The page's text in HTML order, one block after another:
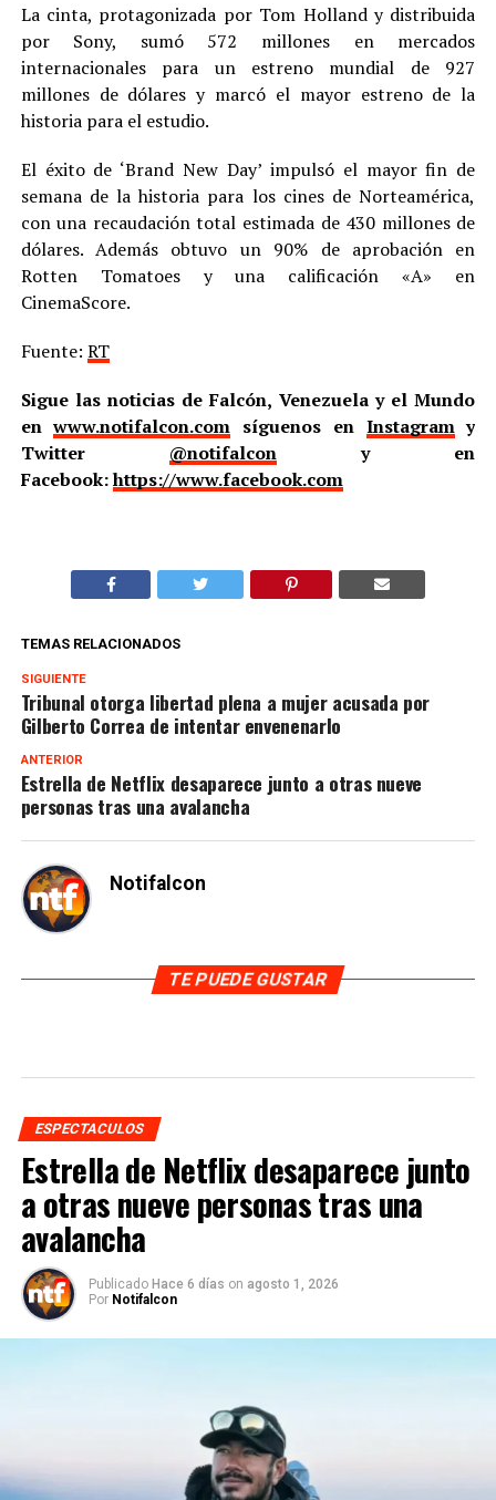
La cinta, protagonizada por Tom Holland y distribuida
por Sony, sumó 572 millones en mercados
internacionales para un estreno mundial de 927
millones de dólares y marcó el mayor estreno de la
historia para el estudio.
El éxito de ‘Brand New Day’ impulsó el mayor fin de
semana de la historia para los cines de Norteamérica,
con una recaudación total estimada de 430 millones de
dólares. Además obtuvo un 90% de aprobación en
Rotten Tomatoes y una calificación «A» en
CinemaScore.
Fuente: RT
Sigue las noticias de Falcón, Venezuela y el Mundo
enwww.notifalcon.com síguenos en Instagramy
Twitter @notifalcony en
Facebook:https://www.facebook.com
TEMAS RELACIONADOS
SIGUIENTE
Tribunal otorga libertad plena a mujer acusada por
Gilberto Correa de intentar envenenarlo
ANTERIOR
Estrella de Netflix desaparece junto a otras nueve
personas tras una avalancha
Notifalcon
TE PUEDE GUSTAR
ESPECTACULOS
Estrella de Netflix desaparece junto
a otras nueve personas tras una
avalancha
Publicado Hace 6 días on agosto 1, 2026
Por Notifalcon